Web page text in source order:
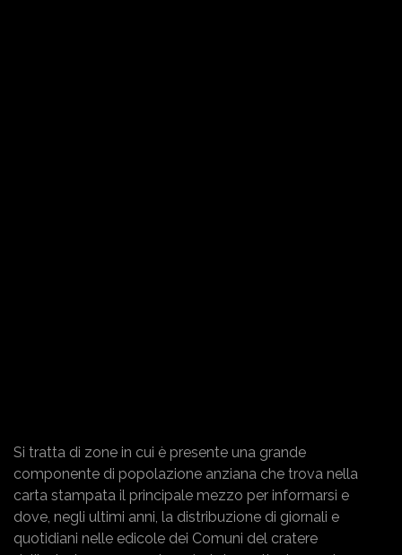
Si tratta di zone in cui è presente una grande
componente di popolazione anziana che trova nella
carta stampata il principale mezzo per informarsi e
dove, negli ultimi anni, la distribuzione di giornali e
quotidiani nelle edicole dei Comuni del cratere